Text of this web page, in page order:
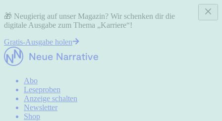
🎁 Neugierig auf unser Magazin? Wir schenken dir die
digitale Ausgabe zum Thema „Karriere“!
Gratis-Ausgabe holen
Abo
Leseproben
Anzeige schalten
Newsletter
Shop